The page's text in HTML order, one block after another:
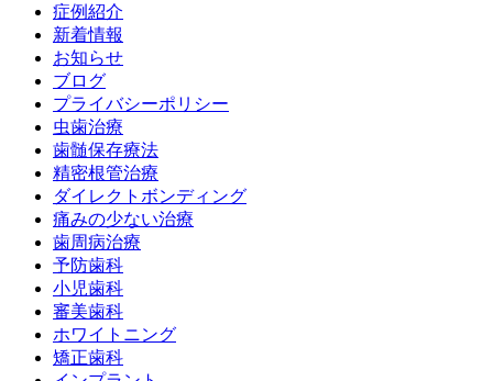
症例紹介
新着情報
お知らせ
ブログ
プライバシーポリシー
虫歯治療
歯髄保存療法
精密根管治療
ダイレクトボンディング
痛みの少ない治療
歯周病治療
予防歯科
小児歯科
審美歯科
ホワイトニング
矯正歯科